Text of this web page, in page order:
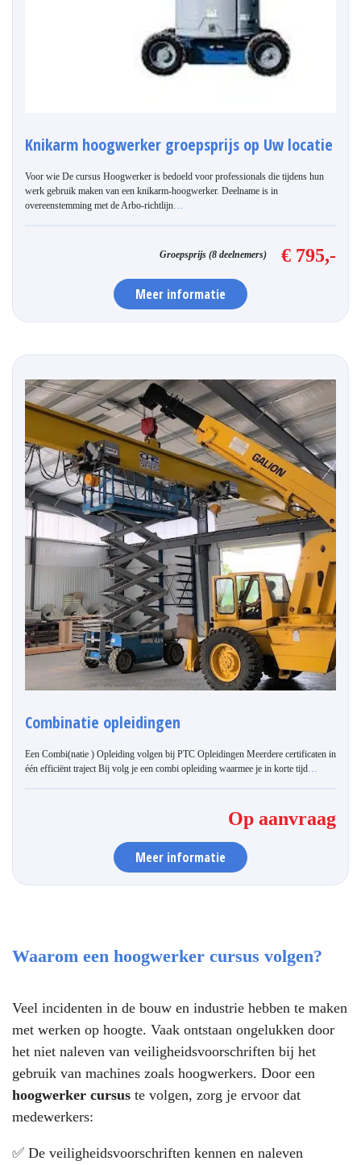
Knikarm hoogwerker groepsprijs op Uw locatie
Voor wie De cursus Hoogwerker is bedoeld voor professionals die tijdens hun
werk gebruik maken van een knikarm-hoogwerker. Deelname is in
overeenstemming met de Arbo-richtlijn…
Groepsprijs (8 deelnemers) € 795,-
Meer informatie
Combinatie opleidingen
Een Combi(natie ) Opleiding volgen bij PTC Opleidingen Meerdere certificaten in
één efficiënt traject Bij volg je een combi opleiding waarmee je in korte tijd…
Op aanvraag
Meer informatie
Waarom een hoogwerker cursus volgen?
Veel incidenten in de bouw en industrie hebben te maken
met werken op hoogte. Vaak ontstaan ongelukken door
het niet naleven van veiligheidsvoorschriften bij het
gebruik van machines zoals hoogwerkers. Door een
hoogwerker cursus te volgen, zorg je ervoor dat
medewerkers:
✅ De veiligheidsvoorschriften kennen en naleven